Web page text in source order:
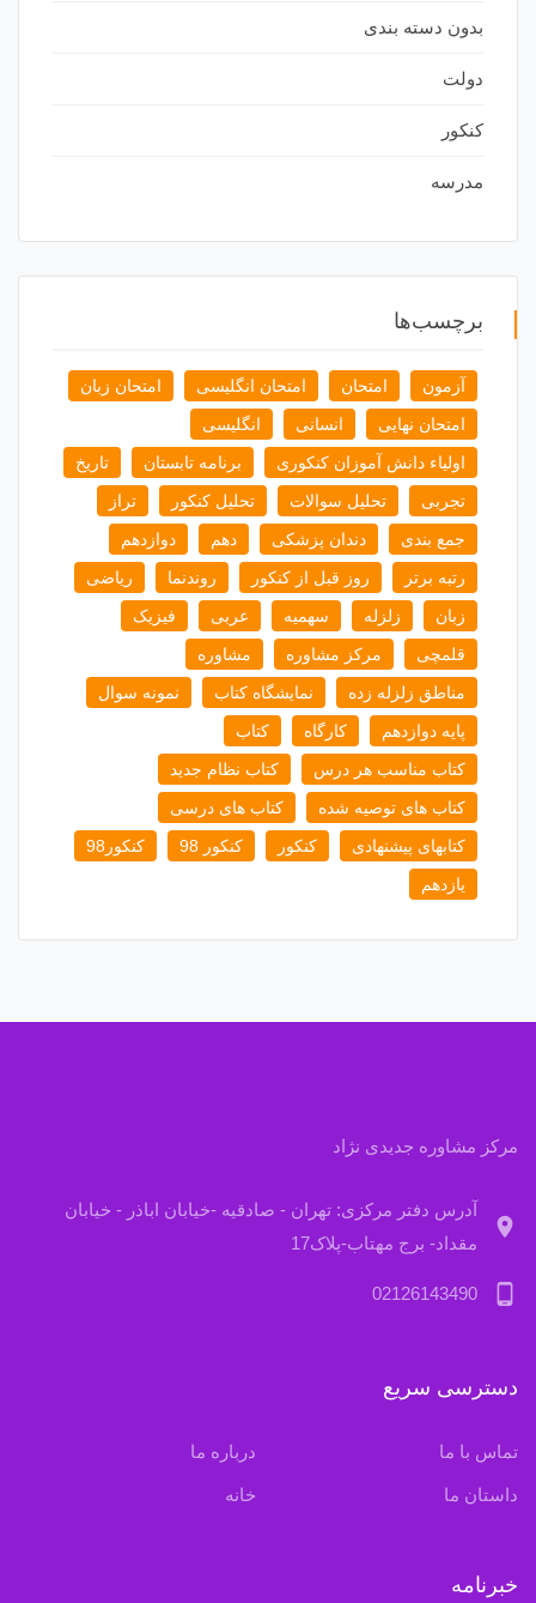
بدون دسته بندی
دولت
کنکور
مدرسه
برچسب‌ها
آزمون امتحان امتحان انگلیسی
امتحان زبان
امتحان نهایی
انسانی
انگلیسی
اولیاء دانش آموزان کنکوری
برنامه تابستان
تاریخ
تجربی
تحلیل سوالات تحلیل کنکور
تراز
جمع بندی
دندان پزشکی دهم
دوازدهم
رتبه برتر
روز قبل از کنکور روندنما
ریاضی
زبان
زلزله سهمیه عربی
فیزیک
قلمچی
مرکز مشاوره
مشاوره
مناطق زلزله زده
نمایشگاه کتاب
نمونه سوال
پایه دوازدهم
کارگاه
کتاب
کتاب مناسب هر درس
کتاب نظام جدید
کتاب های توصیه شده
کتاب های درسی
کتابهای پیشنهادی
کنکور کنکور 98
کنکور98
یازدهم
مرکز مشاوره جدیدی نژاد
location_on
آدرس دفتر مرکزی: تهران - صادقیه -خیابان اباذر - خیابان
مقداد- برج مهتاب-پلاک17
phone_android
02126143490
دسترسی سریع
تماس با ما درباره ما
داستان ما خانه
خبرنامه